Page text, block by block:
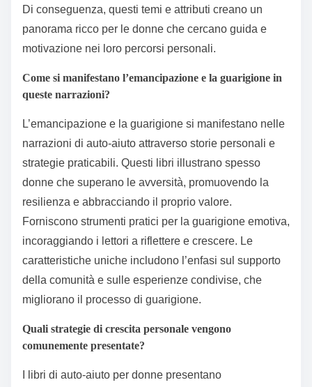
Di conseguenza, questi temi e attributi creano un
panorama ricco per le donne che cercano guida e
motivazione nei loro percorsi personali.
Come si manifestano l’emancipazione e la guarigione in
queste narrazioni?
L’emancipazione e la guarigione si manifestano nelle
narrazioni di auto-aiuto attraverso storie personali e
strategie praticabili. Questi libri illustrano spesso
donne che superano le avversità, promuovendo la
resilienza e abbracciando il proprio valore.
Forniscono strumenti pratici per la guarigione emotiva,
incoraggiando i lettori a riflettere e crescere. Le
caratteristiche uniche includono l’enfasi sul supporto
della comunità e sulle esperienze condivise, che
migliorano il processo di guarigione.
Quali strategie di crescita personale vengono
comunemente presentate?
I libri di auto-aiuto per donne presentano